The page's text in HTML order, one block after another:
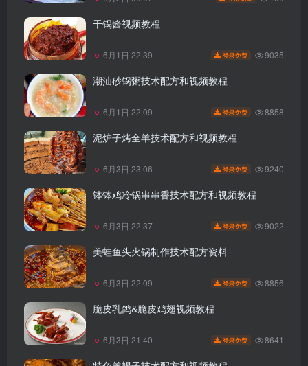
干锅酱视频教程
6月1日 22:39 登录免费 9035
潮汕砂锅粥技术配方和视频教程
6月1日 22:09 登录免费 8858
泥炉子烤全羊技术配方和视频教程
6月3日 23:06 登录免费 9240
钵钵鸡冷锅串串香技术配方和视频教程
6月3日 22:37 登录免费 9022
美蛙鱼头火锅制作技术配方资料
6月3日 22:09 登录免费 8856
脆皮乳鸽&脆皮鸡翅视频教程
6月3日 21:40 登录免费 8641